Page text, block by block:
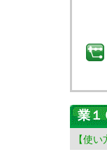
業１
【使